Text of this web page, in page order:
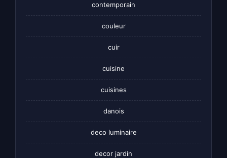
contemporain
couleur
cuir
cuisine
cuisines
danois
deco luminaire
decor jardin